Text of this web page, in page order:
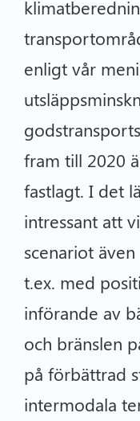
enligt vår
fram till 2020
fastlagt. I det
intressant att
scenariot
t.ex. med
införande av
och bränslen
på förbättrad
intermodala